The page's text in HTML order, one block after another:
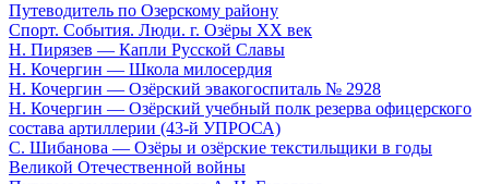
Путеводитель по Озерскому району
Спорт. События. Люди. г. Озёры XX век
Н. Пирязев — Капли Русской Славы
Н. Кочергин — Школа милосердия
Н. Кочергин — Озёрский эвакогоспиталь № 2928
Н. Кочергин — Озёрский учебный полк резерва офицерского
состава артиллерии (43-й УПРОСА)
С. Шибанова — Озёры и озёрские текстильщики в годы
Великой Отечественной войны